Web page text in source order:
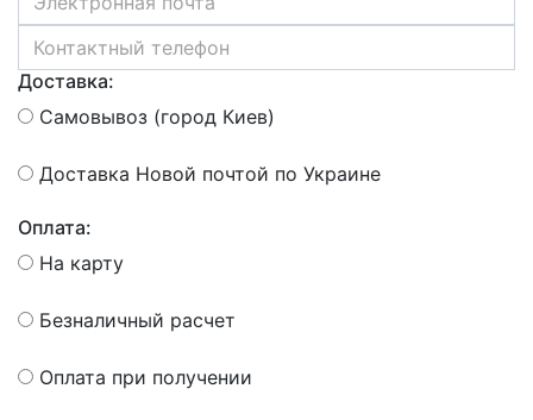
Доставка:
Самовывоз (город Киев)
Доставка Новой почтой по Украине
Оплата:
На карту
Безналичный расчет
Оплата при получении